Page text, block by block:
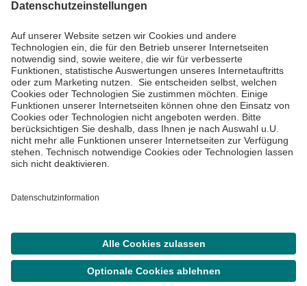
Impressum
©Asklepios Kliniken GmbH & Co. KGaA 2026